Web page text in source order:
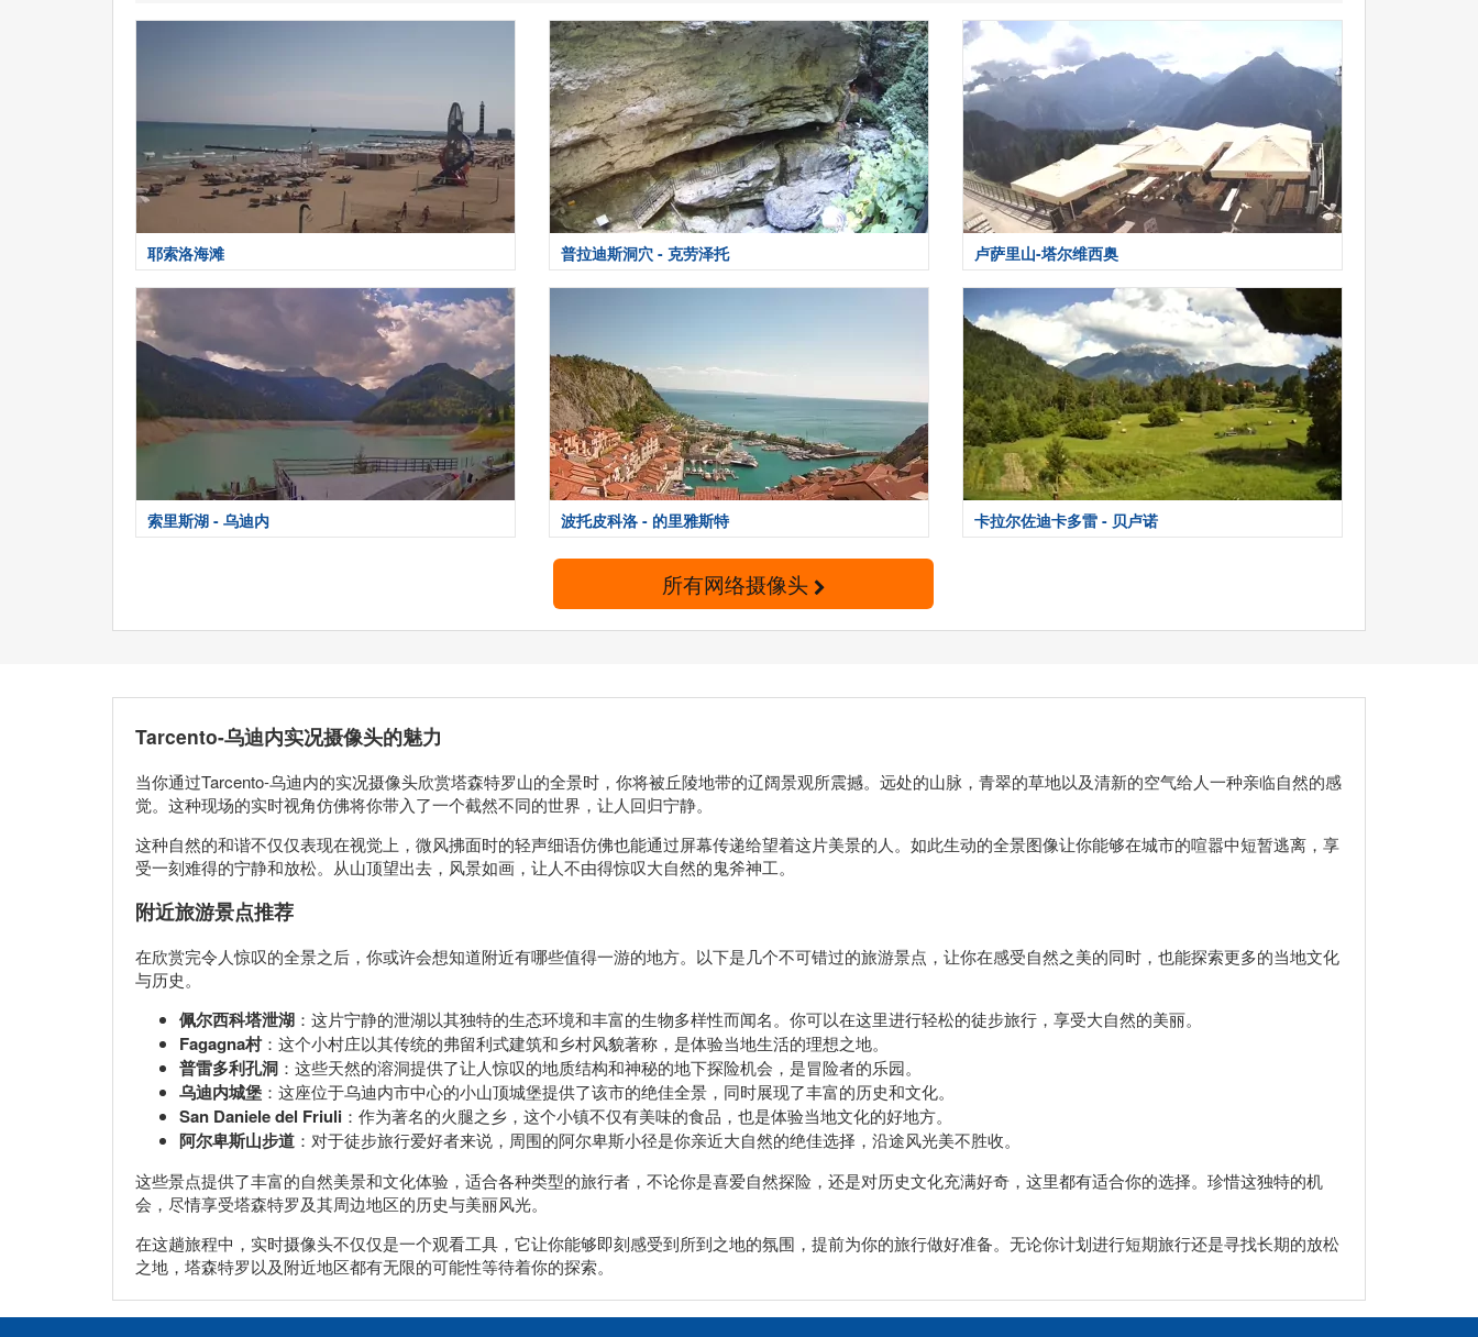
耶索洛海滩 普拉迪斯洞穴 - 克劳泽托 卢萨里山-塔尔维西奥
索里斯湖 - 乌迪内 波托皮科洛 - 的里雅斯特 卡拉尔佐迪卡多雷 - 贝卢诺
所有网络摄像头
Tarcento-乌迪内实况摄像头的魅力
当你通过Tarcento-乌迪内的实况摄像头欣赏塔森特罗山的全景时，你将被丘陵地带的辽阔景观所震撼。远处的山脉，青翠的草地以及清新的空气给人一种亲临自然的感
觉。这种现场的实时视角仿佛将你带入了一个截然不同的世界，让人回归宁静。
这种自然的和谐不仅仅表现在视觉上，微风拂面时的轻声细语仿佛也能通过屏幕传递给望着这片美景的人。如此生动的全景图像让你能够在城市的喧嚣中短暂逃离，享
受一刻难得的宁静和放松。从山顶望出去，风景如画，让人不由得惊叹大自然的鬼斧神工。
附近旅游景点推荐
在欣赏完令人惊叹的全景之后，你或许会想知道附近有哪些值得一游的地方。以下是几个不可错过的旅游景点，让你在感受自然之美的同时，也能探索更多的当地文化
与历史。
佩尔西科塔泄湖 ：这片宁静的泄湖以其独特的生态环境和丰富的生物多样性而闻名。你可以在这里进行轻松的徒步旅行，享受大自然的美丽。
Fagagna村：这个小村庄以其传统的弗留利式建筑和乡村风貌著称，是体验当地生活的理想之地。
普雷多利孔洞 ：这些天然的溶洞提供了让人惊叹的地质结构和神秘的地下探险机会，是冒险者的乐园。
乌迪内城堡 ：这座位于乌迪内市中心的小山顶城堡提供了该市的绝佳全景，同时展现了丰富的历史和文化。
San Daniele del Friuli ：作为著名的火腿之乡，这个小镇不仅有美味的食品，也是体验当地文化的好地方。
阿尔卑斯山步道 ：对于徒步旅行爱好者来说，周围的阿尔卑斯小径是你亲近大自然的绝佳选择，沿途风光美不胜收。
这些景点提供了丰富的自然美景和文化体验，适合各种类型的旅行者，不论你是喜爱自然探险，还是对历史文化充满好奇，这里都有适合你的选择。珍惜这独特的机
会，尽情享受塔森特罗及其周边地区的历史与美丽风光。
在这趟旅程中，实时摄像头不仅仅是一个观看工具，它让你能够即刻感受到所到之地的氛围，提前为你的旅行做好准备。无论你计划进行短期旅行还是寻找长期的放松
之地，塔森特罗以及附近地区都有无限的可能性等待着你的探索。